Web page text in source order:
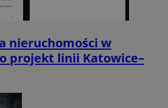
nieruchomości w
projekt linii Katowice–